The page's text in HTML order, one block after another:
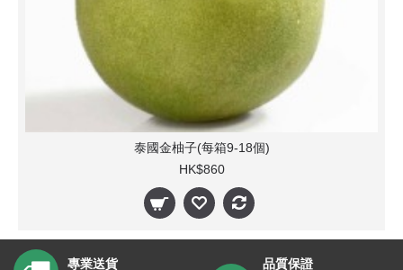
泰國金柚子(每箱9-18個)
HK$860
專業送貨 品質保證